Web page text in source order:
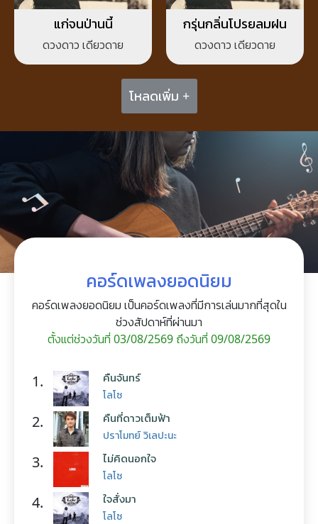
แก่จนป่านนี้
ดวงดาว เดียวดาย
กรุ่นกลิ่นโปรยลมฝน
ดวงดาว เดียวดาย
โหลดเพิ่ม +
คอร์ดเพลงยอดนิยม
คอร์ดเพลงยอดนิยม เป็นคอร์ดเพลงที่มีการเล่นมากที่สุดใน
ช่วงสัปดาห์ที่ผ่านมา
ตั้งแต่ช่วงวันที่ 03/08/2569 ถึงวันที่ 09/08/2569
1. คืนจันทร์
โลโซ
2. คืนที่ดาวเต็มฟ้า
ปราโมทย์ วิเลปะนะ
3. ไม่คิดนอกใจ
โลโซ
4. ใจสั่งมา
โลโซ